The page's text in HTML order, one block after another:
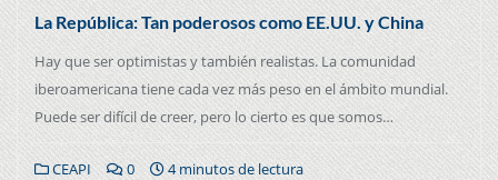
La República: Tan poderosos como EE.UU. y China
Hay que ser optimistas y también realistas. La comunidad
iberoamericana tiene cada vez más peso en el ámbito mundial.
Puede ser difícil de creer, pero lo cierto es que somos…
CEAPI 0 4 minutos de lectura